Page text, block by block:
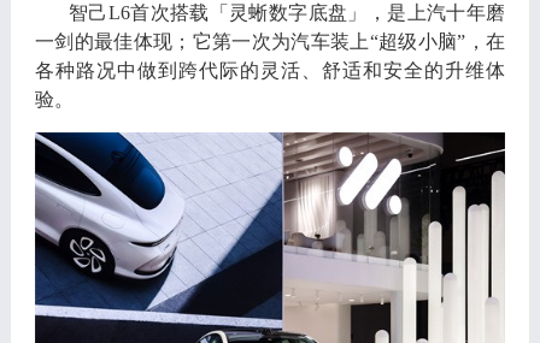
智己L6首次搭载 「 灵蜥数字底盘 」， 是上汽十年磨
一剑的最佳体现 ； 它第一次为汽车装上“超级小脑”，在
各种路况中做到跨代际的灵活 、舒适和安全的升维体
验。